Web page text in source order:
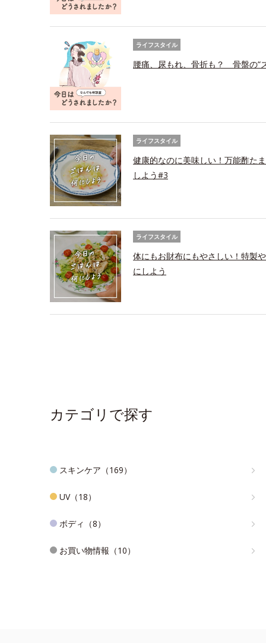
ライフスタイル
腰痛、尿もれ、骨折も？ 骨盤の“
ライフスタイル
健康的なのに美味しい！万能酢た
しよう#3
ライフスタイル
体にもお財布にもやさしい！特製
にしよう
カテゴリで探す
スキンケア（169）
UV（18）
ボディ（8）
お買い物情報（10）